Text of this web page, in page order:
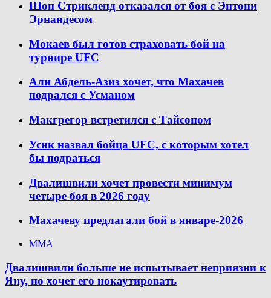
Шон Стрикленд отказался от боя с Энтони
Эрнандесом
Мокаев был готов страховать бой на
турнире UFC
Али Абдель-Азиз хочет, что Махачев
подрался с Усманом
Макгрегор встретился с Тайсоном
Усик назвал бойца UFC, с которым хотел
бы подраться
Двалишвили хочет провести минимум
четыре боя в 2026 году
Махачеву предлагали бой в январе-2026
ММА
Двалишвили больше не испытывает неприязни к
Яну, но хочет его нокаутировать